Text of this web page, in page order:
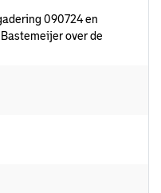
090724 en
over de